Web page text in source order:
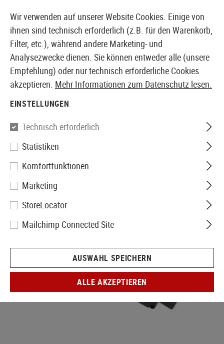
EUROPÄISCHER AIRSOFT SHOP & GROßHÄNDLER
Guarder
V3 Enhanced Gearbox Shell
Wir verwenden auf unserer Website Cookies. Einige von
ihnen sind technisch erforderlich (z.B. für den Warenkorb,
Filter, etc.), während andere Marketing- und
Analysezwecke dienen. Sie können entweder alle (unsere
Empfehlung) oder nur technisch erforderliche Cookies
akzeptieren. Mehr Informationen zum Datenschutz lesen.
EINSTELLUNGEN
Technisch erforderlich
Statistiken
Komfortfunktionen
Marketing
StoreLocator
Mailchimp Connected Site
AUSWAHL SPEICHERN
ALLE AKZEPTIEREN